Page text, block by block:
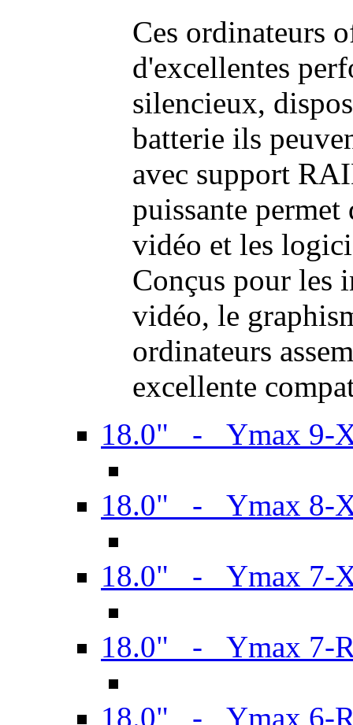
Ces ordinateurs
d'excellentes
silencieux,
batterie ils
avec support
puissante permet
vidéo et les
Conçus pour les
vidéo, le
ordinateurs
excellente
18.0" - Ymax 9-
18.0" - Ymax 8-
18.0" - Ymax 7-
18.0" - Ymax 7-
18.0" - Ymax 6-